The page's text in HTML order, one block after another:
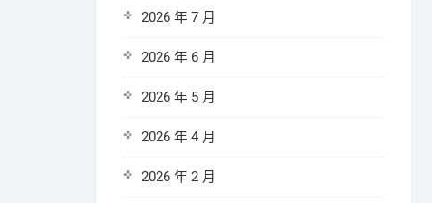
2026 年 7 月
2026 年 6 月
2026 年 5 月
2026 年 4 月
2026 年 2 月